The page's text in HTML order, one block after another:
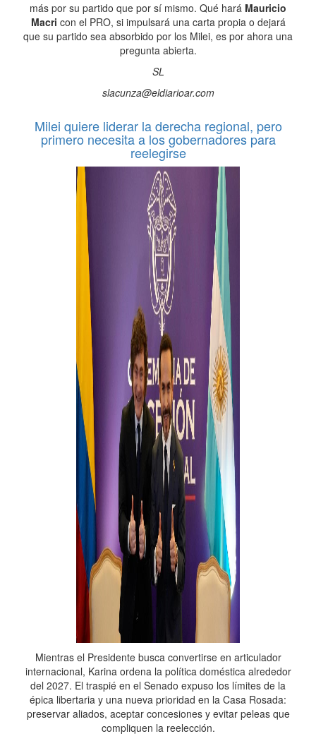
más por su partido que por sí mismo. Qué hará Mauricio
Macri con el PRO, si impulsará una carta propia o dejará
que su partido sea absorbido por los Milei, es por ahora una
pregunta abierta.
SL
slacunza@eldiarioar.com
Milei quiere liderar la derecha regional, pero
primero necesita a los gobernadores para
reelegirse
Mientras el Presidente busca convertirse en articulador
internacional, Karina ordena la política doméstica alrededor
del 2027. El traspié en el Senado expuso los límites de la
épica libertaria y una nueva prioridad en la Casa Rosada:
preservar aliados, aceptar concesiones y evitar peleas que
compliquen la reelección.